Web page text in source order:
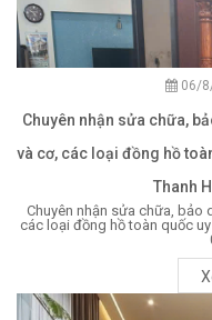
06/
Chuyên nhận sửa chữa,
và cơ, các loại đồng hồ
Thanh
Chuyên nhận sửa chữa, bảo
các loại đồng hồ toàn quốc